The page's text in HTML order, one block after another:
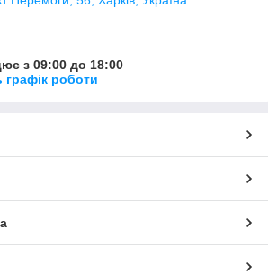
з 09:00 до 18:00
графік роботи